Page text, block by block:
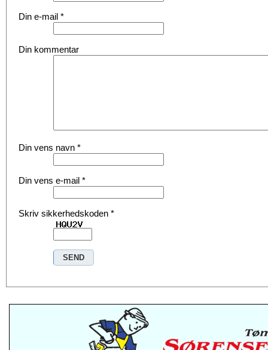
Din e-mail *
Din kommentar
Din vens navn *
Din vens e-mail *
Skriv sikkerhedskoden *